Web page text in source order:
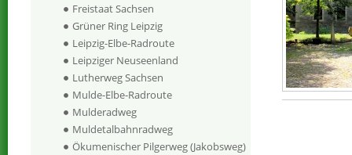
Freistaat Sachsen
Grüner Ring Leipzig
Leipzig-Elbe-Radroute
Leipziger Neuseenland
Lutherweg Sachsen
Mulde-Elbe-Radroute
Mulderadweg
Muldetalbahnradweg
Ökumenischer Pilgerweg (Jakobsweg)